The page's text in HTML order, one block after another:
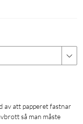
av att papperet fastnar
så man måste